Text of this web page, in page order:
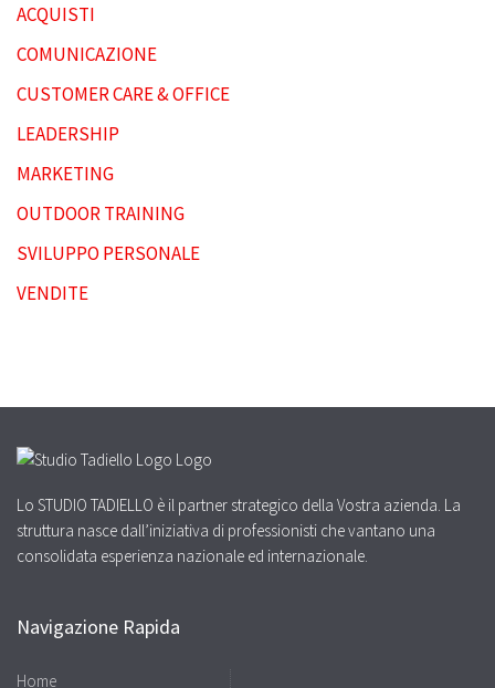
ACQUISTI
COMUNICAZIONE
CUSTOMER CARE & OFFICE
LEADERSHIP
MARKETING
OUTDOOR TRAINING
SVILUPPO PERSONALE
VENDITE
Lo STUDIO TADIELLO è il partner strategico della Vostra azienda. La
struttura nasce dall’iniziativa di professionisti che vantano una
consolidata esperienza nazionale ed internazionale.
Navigazione Rapida
Home